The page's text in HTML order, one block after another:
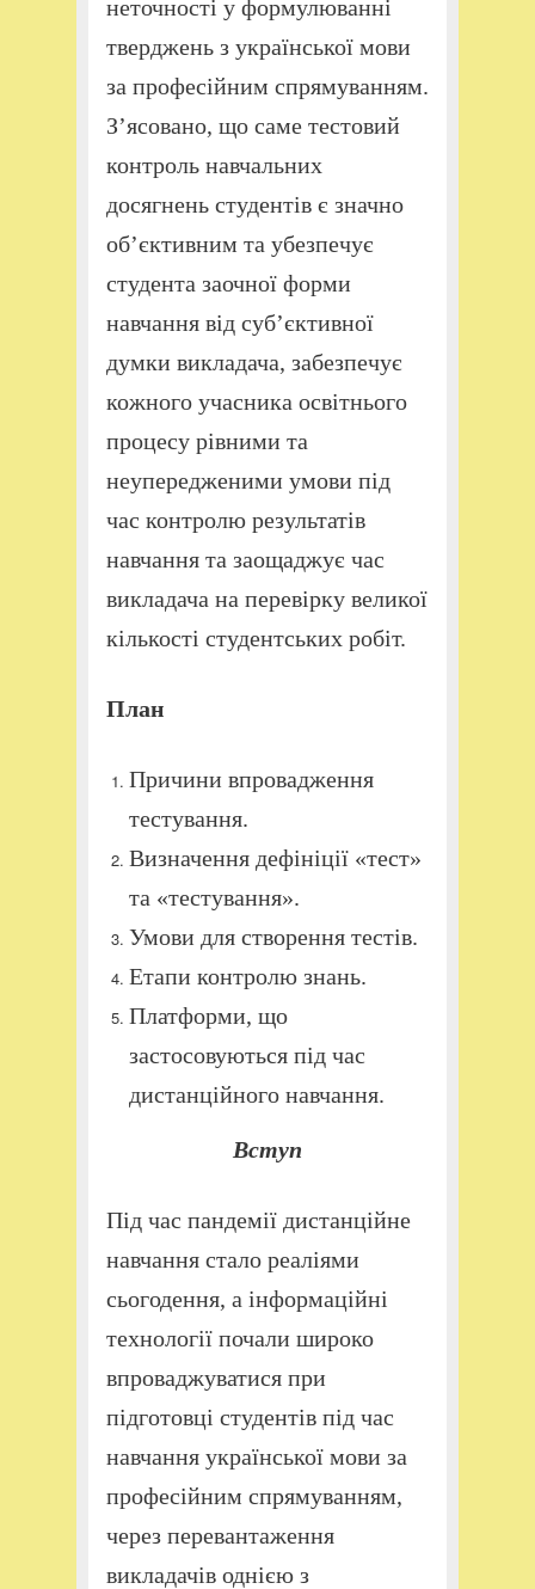
неточності у формулюванні
тверджень з української мови
за професійним спрямуванням.
З’ясовано, що саме тестовий
контроль навчальних
досягнень студентів є значно
об’єктивним та убезпечує
студента заочної форми
навчання від суб’єктивної
думки викладача, забезпечує
кожного учасника освітнього
процесу рівними та
неупередженими умови під
час контролю результатів
навчання та заощаджує час
викладача на перевірку великої
кількості студентських робіт.
План
Причини впровадження
тестування.
Визначення дефініції «тест»
та «тестування».
Умови для створення тестів.
Етапи контролю знань.
Платформи, що
застосовуються під час
дистанційного навчання.
Вступ
Під час пандемії дистанційне
навчання стало реаліями
сьогодення, а інформаційні
технології почали широко
впроваджуватися при
підготовці студентів під час
навчання української мови за
професійним спрямуванням,
через перевантаження
викладачів однією з